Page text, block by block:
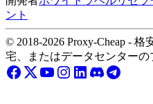
ント
© 2018-2026 Proxy-Cheap -
宅、またはデータセンターの